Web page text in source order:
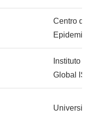
Centro de
Instituto
Global